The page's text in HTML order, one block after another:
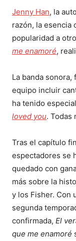
Jenny Han, la
razón, la esencia
popularidad a
me enamoré,
La banda
equipo incluir
ha tenido
loved you. Todas
Tras el capítulo
espectadores se
quedado con
más sobre la
y los Fisher. Con
segunda
confirmada, El
que me enamoré